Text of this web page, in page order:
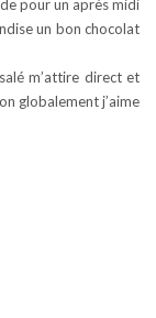
pour un après midi
un bon chocolat
m’attire direct et
globalement j’aime